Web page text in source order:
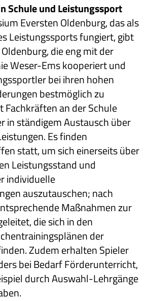
Schule und Leistungssport
Eversten Oldenburg, das als
Leistungssports fungiert, gibt
die eng mit der
Weser-Ems kooperiert und
bei ihren hohen
bestmöglich zu
an der Schule
in ständigem Austausch über
Es finden
statt, um sich einerseits über
Leistungsstand und
individuelle
auszutauschen; nach
Maßnahmen zur
die sich in den
der
Zudem erhalten Spieler
bei Bedarf Förderunterricht,
durch Auswahl-Lehrgänge